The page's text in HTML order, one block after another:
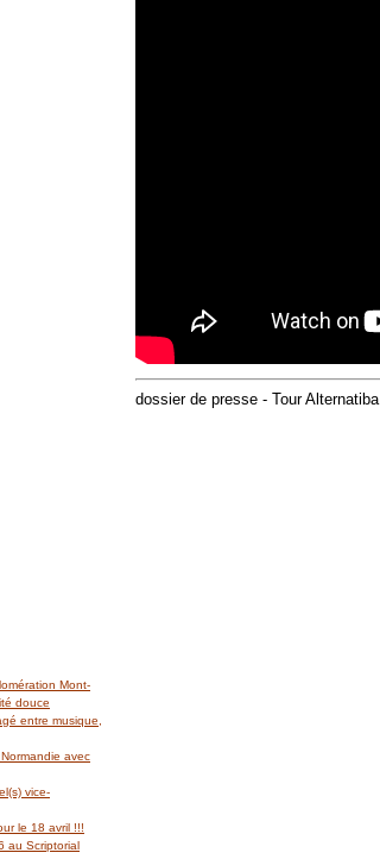
Mont-
douce
entre musique,
avec
vice-
le 18 avril !!!
au Scriptorial
dossier de presse - Tour Alternatiba